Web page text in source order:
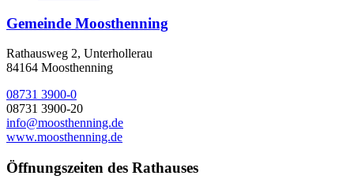
Gemeinde Moosthenning
Rathausweg 2, Unterhollerau
84164 Moosthenning
08731 3900-0
08731 3900-20
info@moosthenning.de
www.moosthenning.de
Öffnungszeiten des Rathauses